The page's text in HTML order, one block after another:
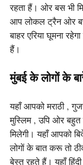
रहता हैं। ओर बस भी
आप लोकल ट्रैन ओर
बाहर एरिया घूमना
हैं।
मुंबई के लोगों के
यहाँ आपको मराठी ,
मुस्लिम , उपि ओर
मिलेगी। यहाँ आपको
लोगों के बात करू तो
बेस्त रहते हैं। यहाँ हिंदी